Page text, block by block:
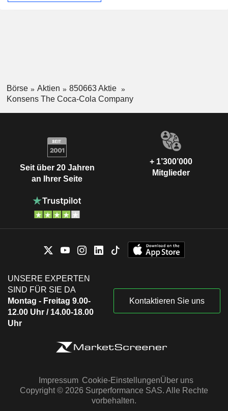
Börse Aktien
850663 Aktie
Konsens The Coca-Cola Company
Seit über 20 Jahren
an Ihrer Seite
+ 1’300’000
Mitglieder
UNSERE EXPERTEN
SIND FÜR SIE DA
Montag - Freitag 9.00-
12.00 Uhr / 14.00-18.00
Uhr
Kontaktieren Sie uns
Impressum Cookie-EinstellungenÜber uns
Copyright © 2026 Surperformance SAS. Alle Rechte
vorbehalten.